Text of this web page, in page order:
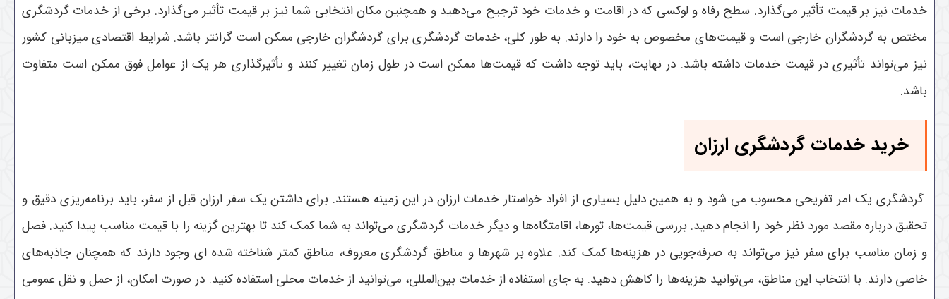
خدمات نیز بر قیمت تأثیر می‌گذارد. سطح رفاه و لوکسی که در اقامت و خدمات خود ترجیح می‌دهید و همچنین مکان انتخابی شما نیز بر قیمت تأثیر می‌گذارد. برخی از خدمات گردشگری
مختص به گردشگران خارجی است و قیمت‌های مخصوص به خود را دارند. به طور کلی، خدمات گردشگری برای گردشگران خارجی ممکن است گرانتر باشد. شرایط اقتصادی میزبانی کشور
نیز می‌تواند تأثیری در قیمت خدمات داشته باشد. در نهایت، باید توجه داشت که قیمت‌ها ممکن است در طول زمان تغییر کنند و تأثیرگذاری هر یک از عوامل فوق ممکن است متفاوت
باشد.
خرید خدمات گردشگری ارزان
گردشگری یک امر تفریحی محسوب می شود و به همین دلیل بسیاری از افراد خواستار خدمات ارزان در این زمینه هستند. برای داشتن یک سفر ارزان قبل از سفر، باید برنامه‌ریزی دقیق و
تحقیق درباره مقصد مورد نظر خود را انجام دهید. بررسی قیمت‌ها، تورها، اقامتگاه‌ها و دیگر خدمات گردشگری می‌تواند به شما کمک کند تا بهترین گزینه را با قیمت مناسب پیدا کنید. فصل
و زمان مناسب برای سفر نیز می‌تواند به صرفه‌جویی در هزینه‌ها کمک کند. علاوه بر شهرها و مناطق گردشگری معروف، مناطق کمتر شناخته شده ای وجود دارند که همچنان جاذبه‌های
خاصی دارند. با انتخاب این مناطق، می‌توانید هزینه‌ها را کاهش دهید. به جای استفاده از خدمات بین‌المللی، می‌توانید از خدمات محلی استفاده کنید. در صورت امکان، از حمل و نقل عمومی